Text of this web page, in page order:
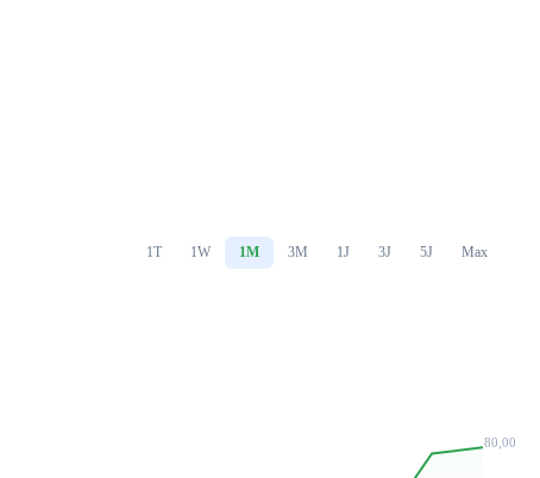
1T 1W 1M 3M 1J 3J 5J Max
80,00